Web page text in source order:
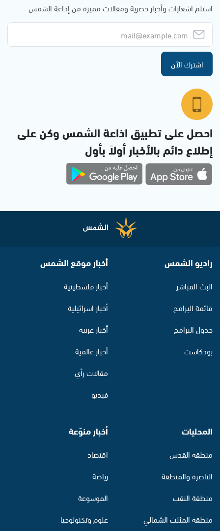
استلم اشعارات وأخبار حصرية ومقالات مميزة من إذاعة الشمس
اشترك الآن
احصل على تطبيق اذاعة الشمس وكن على
إطلاع دائم بالأخبار أولاً بأول
راديو الشمس
البث المباشر
قائمة البرامج
جدول البرامج
بودكاست
أخبار موقع الشمس
أخبار فلسطينية
أخبار اسرائيلية
أخبار عربية
أخبار عالمية
مقالات رأي
فيديو
المحليات
منطقة القدس
الناصرة والمنطقة
منطقة النقب
منطقة المثلث الشمالي
أخبار منوّعة
اقتصاد
رياضة
الموسوعة
علوم وتكنولوجيا